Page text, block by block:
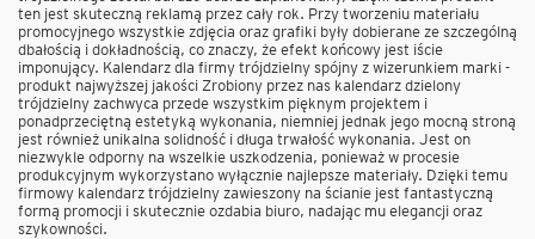
ten jest skuteczną reklamą przez cały rok. Przy tworzeniu materiału
promocyjnego wszystkie zdjęcia oraz grafiki były dobierane ze szczególną
dbałością i dokładnością, co znaczy, że efekt końcowy jest iście
imponujący. Kalendarz dla firmy trójdzielny spójny z wizerunkiem marki -
produkt najwyższej jakości Zrobiony przez nas kalendarz dzielony
trójdzielny zachwyca przede wszystkim pięknym projektem i
ponadprzeciętną estetyką wykonania, niemniej jednak jego mocną stroną
jest również unikalna solidność i długa trwałość wykonania. Jest on
niezwykle odporny na wszelkie uszkodzenia, ponieważ w procesie
produkcyjnym wykorzystano wyłącznie najlepsze materiały. Dzięki temu
firmowy kalendarz trójdzielny zawieszony na ścianie jest fantastyczną
formą promocji i skutecznie ozdabia biuro, nadając mu elegancji oraz
szykowności.